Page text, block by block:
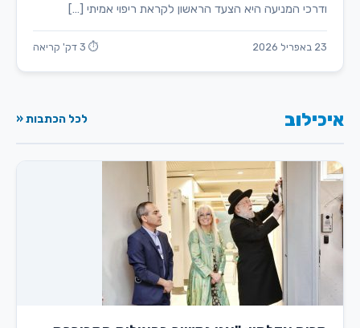
ודרכי המניעה היא הצעד הראשון לקראת ריפוי אמיתי […]
23 באפריל 2026 ⏱ 3 דק' קריאה
איכילוב לכל הכתבות «